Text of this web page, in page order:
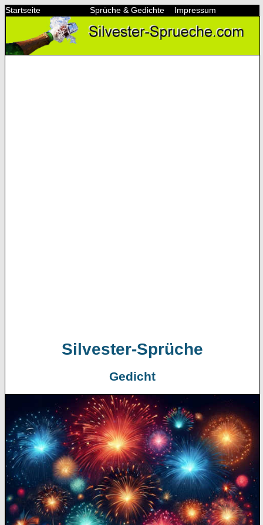
Startseite Sprüche & Gedichte Impressum
Silvester-Sprüche
Gedicht